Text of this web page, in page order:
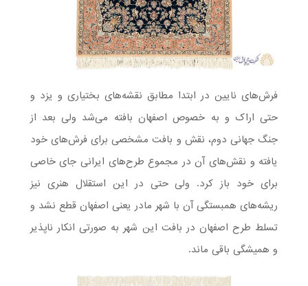
فرش‌های نایین در ابتدا مطابق نقشه‌های بختیاری و یزد و
حتی اراک و به خصوص اصفهان بافته می‌شد ولی بعد از
جنگ جهانی دوم، نقش و بافت مشخصی برای فرش‌های خود
یافته و نقش‌های آن در مجموع طرح‌های ایرانی جای خاصی
برای خود باز کرد. ولی حتی در این استقلال هنری نیز
ریشه‌های همبستگی آن با شهر مادر یعنی اصفهان قطع نشد و
تسلط طرح اصفهان در بافت این شهر به صورتی انکار ناپذیر
و همیشگی باقی ماند.